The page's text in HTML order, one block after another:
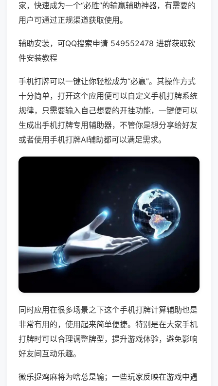
家，快速成为一个“必胜”的输赢辅助神器，有需要的
用户可通过正规渠道获取使用。
辅助安装，可QQ搜索申请 549552478 进群获取软
件安装教程
手机打牌可以一键让你轻松成为“必赢”。其操作方式
十分简单，打开这个应用便可以自定义手机打牌系统
规律，只需要输入自己想要的开挂功能，一键便可以
生成出手机打牌专用辅助器，不管你是想分享给好友
或者使用手机打牌AI辅助都可以满足需求。
同时应用在很多场景之下这个手机打牌计算辅助也是
非常有用的，使用起来简单便捷。特别是在大家手机
打牌时可以合理调整牌型，提升游戏体验，避免影响
好友间互动乐趣。
微乐捉鸡麻将为啥总是输；一些玩家反映在游戏中遇